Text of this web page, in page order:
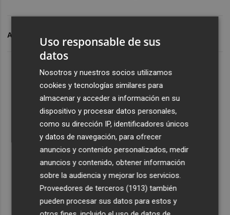
ARCHIVADO ENUso responsable de sus
datos
Nosotros y nuestros socios utilizamos
cookies y tecnologías similares para
almacenar y acceder a información en su
dispositivo y procesar datos personales,
como su dirección IP, identificadores únicos
y datos de navegación, para ofrecer
anuncios y contenido personalizados, medir
anuncios y contenido, obtener información
sobre la audiencia y mejorar los servicios.
Proveedores de terceros (1913) también
pueden procesar sus datos para estos y